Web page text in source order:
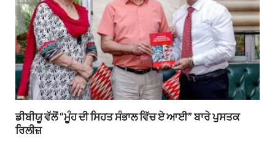
ਡੀਬੀਯੂ ਵੱਲੋਂ “ਮੂੰਹ ਦੀ ਸਿਹਤ ਸੰਭਾਲ ਵਿੱਚ ਏ ਆਈ” ਬਾਰੇ ਪੁਸਤਕ
ਰਿਲੀਜ਼